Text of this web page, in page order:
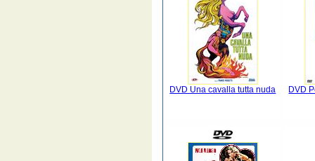
DVD Una cavalla tutta nuda DVD